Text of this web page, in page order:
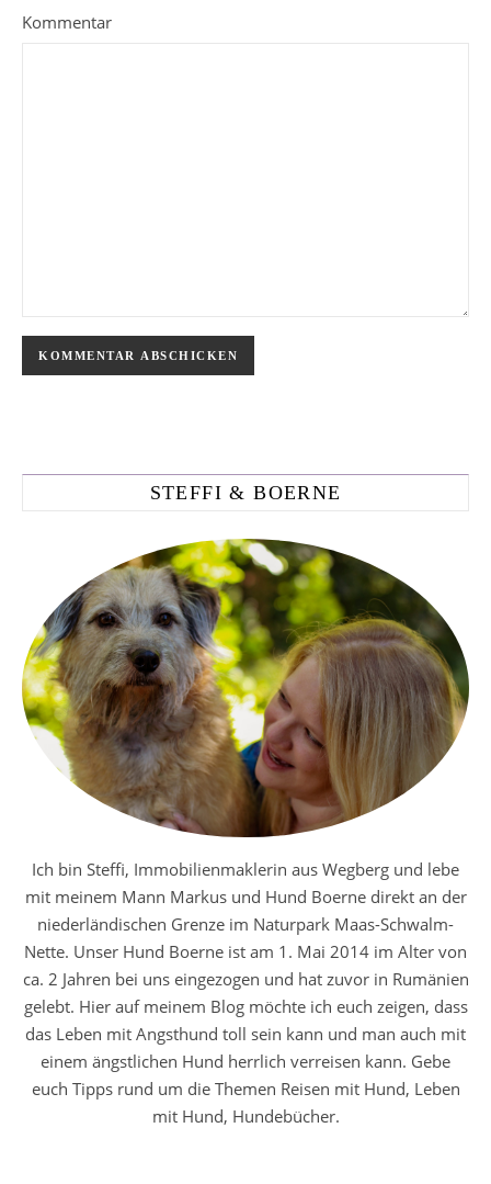
Kommentar
STEFFI & BOERNE
Ich bin Steffi, Immobilienmaklerin aus Wegberg und lebe
mit meinem Mann Markus und Hund Boerne direkt an der
niederländischen Grenze im Naturpark Maas-Schwalm-
Nette. Unser Hund Boerne ist am 1. Mai 2014 im Alter von
ca. 2 Jahren bei uns eingezogen und hat zuvor in Rumänien
gelebt. Hier auf meinem Blog möchte ich euch zeigen, dass
das Leben mit Angsthund toll sein kann und man auch mit
einem ängstlichen Hund herrlich verreisen kann. Gebe
euch Tipps rund um die Themen Reisen mit Hund, Leben
mit Hund, Hundebücher.